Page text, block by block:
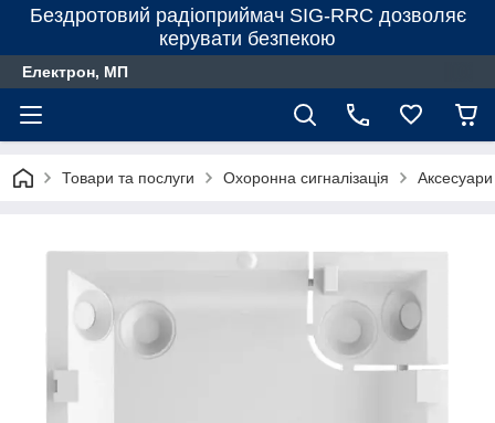
Бездротовий радіоприймач SIG-RRC дозволяє
керувати безпекою
Електрон, МП
Товари та послуги Охоронна сигналізація Аксесуари